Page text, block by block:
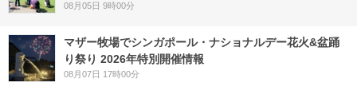
08月05日 9時00分
マザー牧場でシンガポール・ナショナルデー花火&盆踊
り祭り 2026年特別開催情報
08月07日 17時00分